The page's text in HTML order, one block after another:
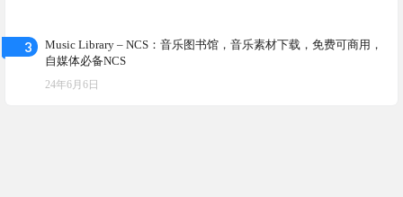
3
Music Library – NCS：音乐图书馆，音乐素材下载，免费可商用，
自媒体必备NCS
24年6月6日